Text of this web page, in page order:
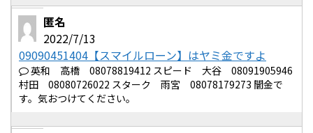
匿名
2022/7/13
09090451404【スマイルローン】はヤミ金ですよ
英和 高橋 08078819412 スピード 大谷 08091905946
村田 08080726022 スターク 雨宮 08078179273 闇金で
す。気おつけてください。